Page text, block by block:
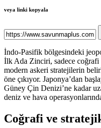
veya linki kopyala
İndo-Pasifik bölgesindeki
İlk Ada Zinciri, sadece coğrafi
modern askeri stratejilerin
öne çıkıyor. Japonya’dan
Güney Çin Denizi’ne kadar
deniz ve hava
Coğrafi ve